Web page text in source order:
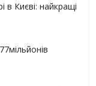
в Києві: найкращі